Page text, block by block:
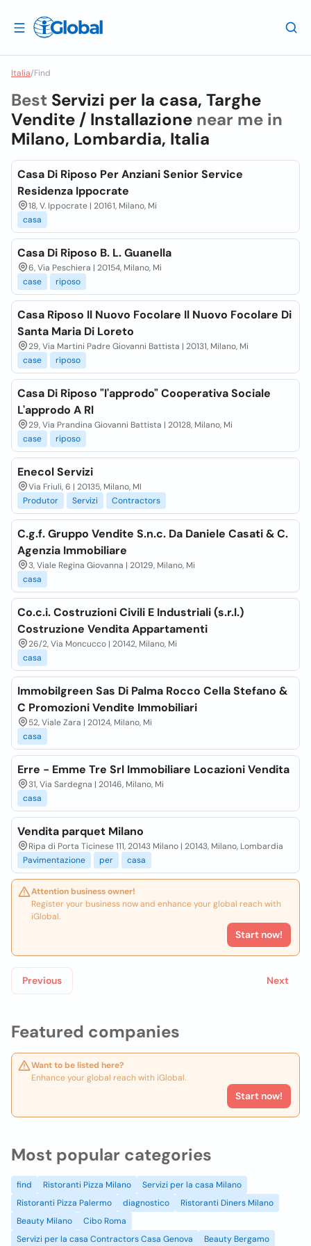
Italia/Find
Featured companies
Want to be listed here?
Enhance your global reach with iGlobal.
Start now!
Best Servizi per la casa, Targhe
Vendite / Installazione near me in
Milano, Lombardia, Italia
Casa Di Riposo Per Anziani Senior Service
Residenza Ippocrate
18, V. Ippocrate | 20161, Milano, Mi
casa
Casa Di Riposo B. L. Guanella
6, Via Peschiera | 20154, Milano, Mi
case
riposo
Casa Riposo Il Nuovo Focolare Il Nuovo Focolare Di
Santa Maria Di Loreto
29, Via Martini Padre Giovanni Battista | 20131, Milano, Mi
case
riposo
Casa Di Riposo "l'approdo" Cooperativa Sociale
L'approdo A Rl
29, Via Prandina Giovanni Battista | 20128, Milano, Mi
case
riposo
Enecol Servizi
Via Friuli, 6 | 20135, Milano, MI
Produtor
Servizi Contractors
C.g.f. Gruppo Vendite S.n.c. Da Daniele Casati & C.
Agenzia Immobiliare
3, Viale Regina Giovanna | 20129, Milano, Mi
casa
Co.c.i. Costruzioni Civili E Industriali (s.r.l.)
Costruzione Vendita Appartamenti
26/2, Via Moncucco | 20142, Milano, Mi
casa
Immobilgreen Sas Di Palma Rocco Cella Stefano &
C Promozioni Vendite Immobiliari
52, Viale Zara | 20124, Milano, Mi
casa
Erre - Emme Tre Srl Immobiliare Locazioni Vendita
31, Via Sardegna | 20146, Milano, Mi
casa
Vendita parquet Milano
Ripa di Porta Ticinese 111, 20143 Milano | 20143, Milano, Lombardia
Pavimentazione
per casa
Attention business owner!
Register your business now and enhance your global reach with
iGlobal.
Start now!
Previous Next
Most popular categories
find Ristoranti Pizza Milano
Servizi per la casa Milano
Ristoranti Pizza Palermo
diagnostico
Ristoranti Diners Milano
Beauty Milano
Cibo Roma
Servizi per la casa Contractors Casa Genova
Beauty Bergamo